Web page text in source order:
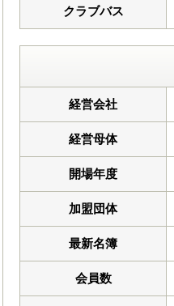
クラブバス
経営会社
経営母体
開場年度
加盟団体
最新名簿
会員数